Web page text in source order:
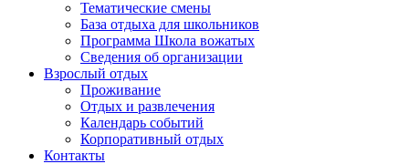
Тематические смены
База отдыха для школьников
Программа Школа вожатых
Cведения об организации
Взрослый отдых
Проживание
Отдых и развлечения
Календарь событий
Корпоративный отдых
Контакты